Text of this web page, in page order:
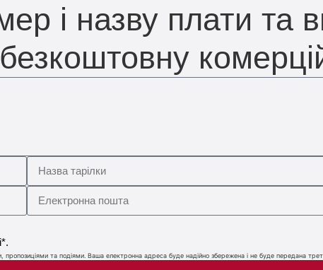
і назву плати та
та подіями. Ваша електронна адреса буде надійно збережена і не буде передана